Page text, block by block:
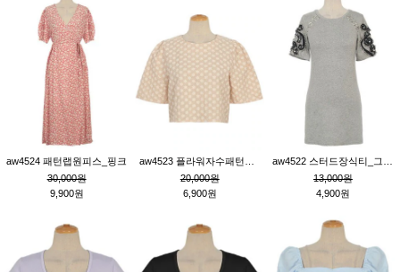
aw4524 패턴랩원피스_핑크
30,000원
9,900원
20,000원
6,900원
13,000원
4,900원